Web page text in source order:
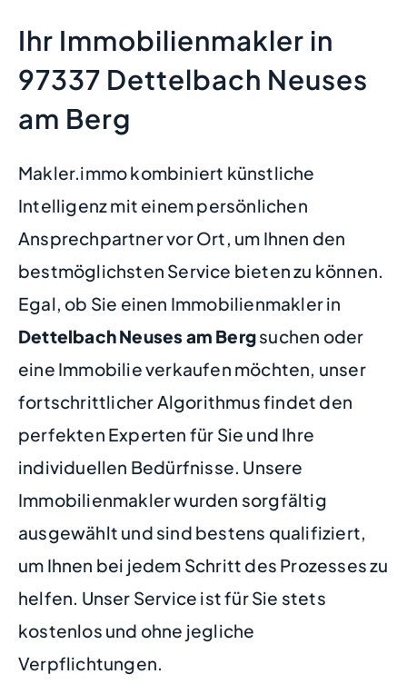
Ihr Immobilienmakler in
97337 Dettelbach Neuses
am Berg
Makler.immo kombiniert künstliche
Intelligenz mit einem persönlichen
Ansprechpartner vor Ort, um Ihnen den
bestmöglichsten Service bieten zu können.
Egal, ob Sie einen Immobilienmakler in
Dettelbach Neuses am Bergsuchen oder
eine Immobilie verkaufen möchten, unser
fortschrittlicher Algorithmus findet den
perfekten Experten für Sie und Ihre
individuellen Bedürfnisse. Unsere
Immobilienmakler wurden sorgfältig
ausgewählt und sind bestens qualifiziert,
um Ihnen bei jedem Schritt des Prozesses zu
helfen. Unser Service ist für Sie stets
kostenlos und ohne jegliche
Verpflichtungen.